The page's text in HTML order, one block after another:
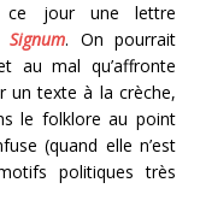
ce jour une lettre
. On pourrait
au mal qu’affronte
un texte à la crèche,
le folklore au point
(quand elle n’est
politiques très